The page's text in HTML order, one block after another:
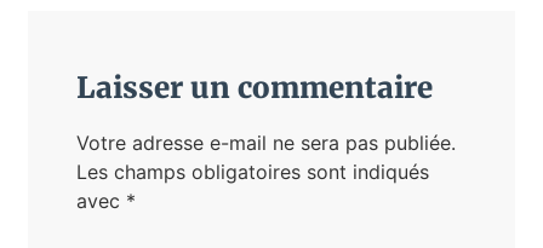
Laisser un commentaire
Votre adresse e-mail ne sera pas publiée.
Les champs obligatoires sont indiqués
avec *